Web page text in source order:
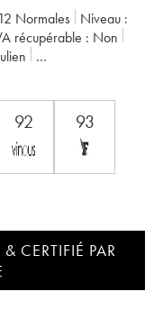
12 Normales
Niveau :
récupérable :
non
92 93
CERTIFIÉ PAR